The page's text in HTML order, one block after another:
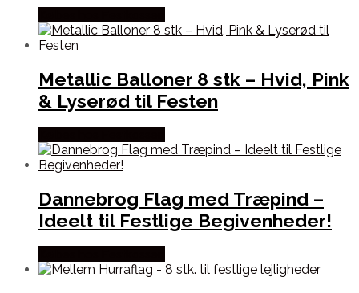
Metallic Balloner 8 stk – Hvid, Pink
& Lyserød til Festen
Dannebrog Flag med Træpind –
Ideelt til Festlige Begivenheder!